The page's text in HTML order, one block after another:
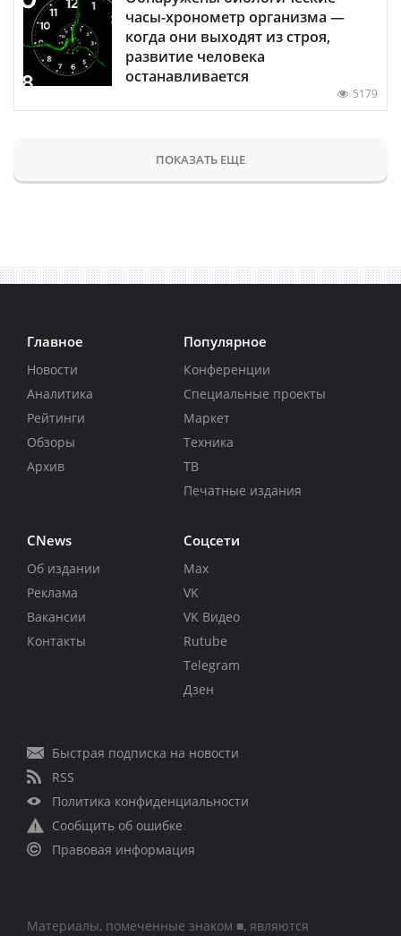
часы-хронометр организма —
когда они выходят из строя,
развитие человека
останавливается
5179
ПОКАЗАТЬ ЕЩЕ
Главное
Новости
Аналитика
Рейтинги
Обзоры
Архив
Популярное
Конференции
Специальные проекты
Маркет
Техника
ТВ
Печатные издания
CNews
Об издании
Реклама
Вакансии
Контакты
Соцсети
Max
VK
VK Видео
Rutube
Telegram
Дзен
Быстрая подписка на новости
RSS
Политика конфиденциальности
Сообщить об ошибке
Правовая информация
Материалы, помеченные знаком ■, являются